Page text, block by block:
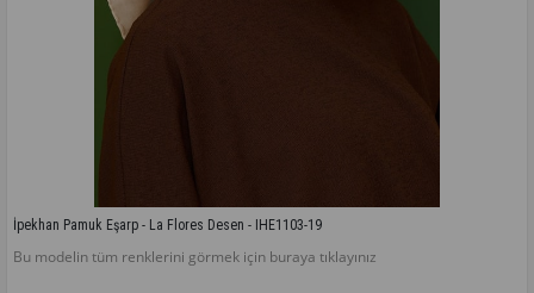
İpekhan Pamuk Eşarp - La Flores Desen - IHE1103-19
Bu modelin tüm renklerini görmek için buraya tıklayınız